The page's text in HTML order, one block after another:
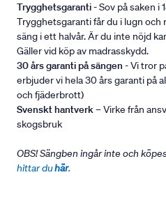
Trygghetsgaranti- Sov på saken i
Trygghetsgaranti får du i lugn och
säng i ett halvår. Är du inte nöjd
Gäller vid köp av madrasskydd.
30 års garanti på sängen - Vi tror
erbjuder vi hela 30 års garanti på
och fjäderbrott)
Svenskt hantverk– Virke från
skogsbruk
OBS! Sängben ingår inte och
hittar duhär.